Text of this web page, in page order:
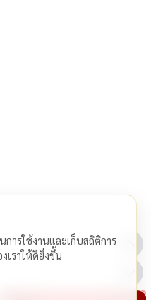
ารใช้งานและเก็บสถิติการ
เราให้ดียิ่งขึ้น